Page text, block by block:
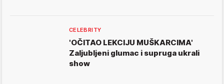
CELEBRITY
'OČITAO LEKCIJU MUŠKARCIMA'
Zaljubljeni glumac i supruga ukrali
show